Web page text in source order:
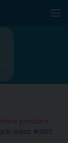
poradna
dotaz #3017